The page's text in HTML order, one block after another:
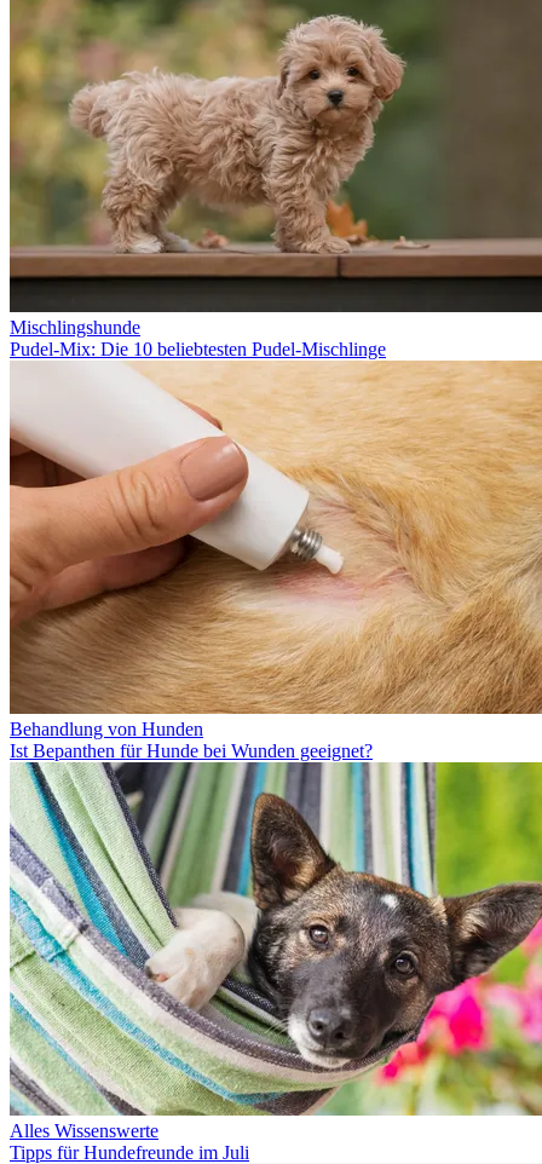
Mischlingshunde
Pudel-Mix: Die 10 beliebtesten Pudel-Mischlinge
Behandlung von Hunden
Ist Bepanthen für Hunde bei Wunden geeignet?
Alles Wissenswerte
Tipps für Hundefreunde im Juli